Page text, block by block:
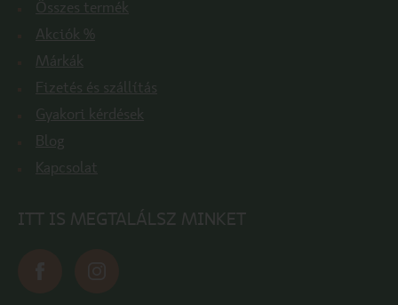
Összes termék
Akciók %
Márkák
Fizetés és szállítás
Gyakori kérdések
Blog
Kapcsolat
ITT IS MEGTALÁLSZ MINKET